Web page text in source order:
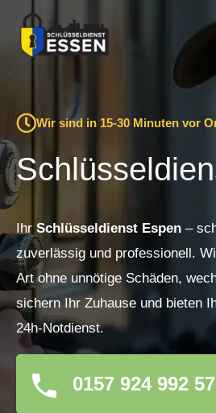
Inhalt
springen
Wir sind in 15-30 Minuten vor
Ihr Schlüsseldienst Espen –
zuverlässig und professionell.
Art ohne unnötige Schäden,
sichern Ihr Zuhause und bieten
24h-Notdienst.
0157 924 992 57